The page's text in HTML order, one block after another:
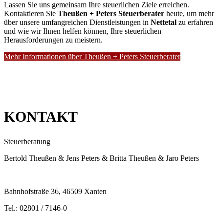
Lassen Sie uns gemeinsam Ihre steuerlichen Ziele erreichen.
Kontaktieren Sie Theußen + Peters Steuerberater heute, um mehr
über unsere umfangreichen Dienstleistungen in Nettetal zu erfahren
und wie wir Ihnen helfen können, Ihre steuerlichen
Herausforderungen zu meistern.
Mehr Informationen über Theußen + Peters Steuerberater
KONTAKT
Steuerberatung
Bertold Theußen & Jens Peters & Britta Theußen & Jaro Peters
Bahnhofstraße 36, 46509 Xanten
Tel.: 02801 / 7146-0